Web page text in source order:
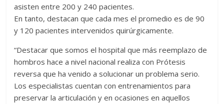
asisten entre 200 y 240 pacientes.
En tanto, destacan que cada mes el promedio es de 90
y 120 pacientes intervenidos quirúrgicamente.
“Destacar que somos el hospital que más reemplazo de
hombros hace a nivel nacional realiza con Prótesis
reversa que ha venido a solucionar un problema serio.
Los especialistas cuentan con entrenamientos para
preservar la articulación y en ocasiones en aquellos